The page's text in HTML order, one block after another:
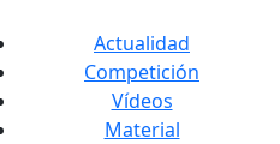
Actualidad
Competición
Vídeos
Material